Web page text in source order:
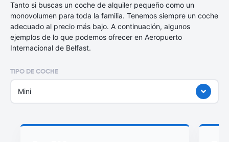
Tanto si buscas un coche de alquiler pequeño como un
monovolumen para toda la familia. Tenemos siempre un coche
adecuado al precio más bajo. A continuación, algunos
ejemplos de lo que podemos ofrecer en Aeropuerto
Internacional de Belfast.
TIPO DE COCHE
Mini